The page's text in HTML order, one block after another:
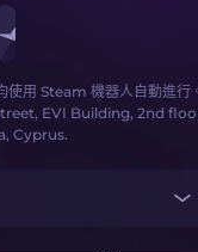
使用 Steam 機器人自動進行
EVI Building, 2nd
Cyprus.